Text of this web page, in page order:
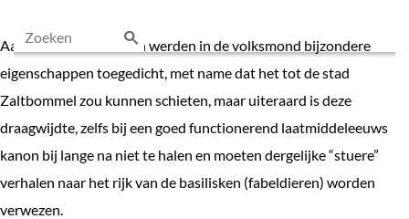
Aan het Bossche kanon werden in de volksmond bijzondere
eigenschappen toegedicht, met name dat het tot de stad
Zaltbommel zou kunnen schieten, maar uiteraard is deze
draagwijdte, zelfs bij een goed functionerend laatmiddeleeuws
kanon bij lange na niet te halen en moeten dergelijke “stuere”
verhalen naar het rijk van de basilisken (fabeldieren) worden
verwezen.